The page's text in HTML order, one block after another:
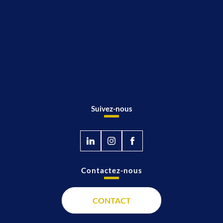
Suivez-nous
Contactez-nous
CONTACT